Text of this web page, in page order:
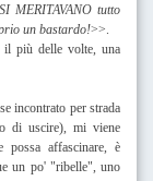
MERITAVANO tutto
un bastardo!>>.
il più delle volte, una
incontrato per strada
di uscire), mi viene
possa affascinare, è
un po' "ribelle", uno